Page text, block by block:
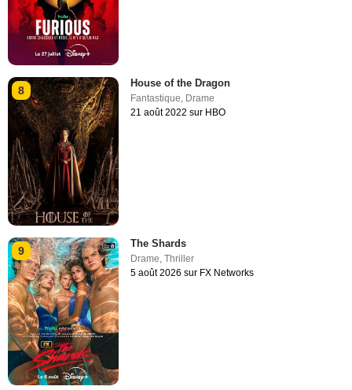
8
House of the Dragon
Fantastique, Drame
21 août 2022 sur HBO
9
The Shards
Drame ,Thriller
5 août 2026 sur FX Networks